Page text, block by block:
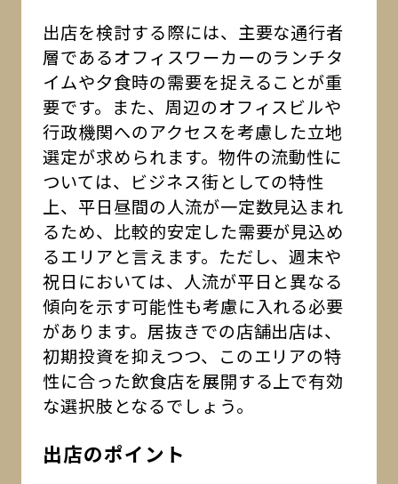
出店を検討する際には、主要な通行者
層であるオフィスワーカーのランチタ
イムや夕食時の需要を捉えることが重
要です。また、周辺のオフィスビルや
行政機関へのアクセスを考慮した立地
選定が求められます。物件の流動性に
ついては、ビジネス街としての特性
上、平日昼間の人流が一定数見込まれ
るため、比較的安定した需要が見込め
るエリアと言えます。ただし、週末や
祝日においては、人流が平日と異なる
傾向を示す可能性も考慮に入れる必要
があります。居抜きでの店舗出店は、
初期投資を抑えつつ、このエリアの特
性に合った飲食店を展開する上で有効
な選択肢となるでしょう。
出店のポイント